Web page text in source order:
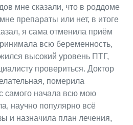
мне сказали, что в роддоме
препараты или нет, в итоге
я сама отменила приём
всю беременность,
высокий уровень ПТГ,
провериться. Доктор
померила
самого начала всю мою
научно популярно всё
и назначила план лечения,